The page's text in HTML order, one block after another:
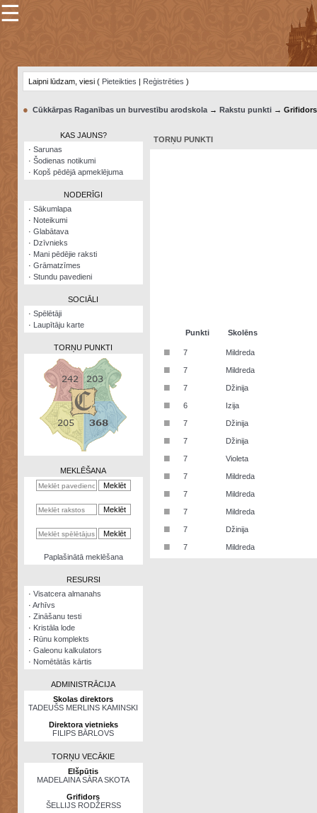
×
Šodienas
notikumi
Visatcera
almanahs
Arhīvs
Zināšanu
kalkulators
Nomētātās
☰
Laipni lūdzam, viesi ( Pieteikties | Reģistrēties )
● Cūkkārpas Raganības un burvestību arodskola→ Rakstu punkti→ Grifidors
KAS JAUNS?
· Sarunas
· Šodienas notikumi
· Kopš pēdējā apmeklējuma
NODERĪGI
· Sākumlapa
· Noteikumi
· Glabātava
· Dzīvnieks
· Mani pēdējie raksti
· Grāmatzīmes
· Stundu pavedieni
SOCIĀLI
· Spēlētāji
· Laupītāju karte
TORŅU PUNKTI
MEKLĒŠANA
Paplašinātā meklēšana
RESURSI
· Visatcera almanahs
· Arhīvs
· Zināšanu testi
· Kristāla lode
· Rūnu komplekts
· Galeonu kalkulators
· Nomētātās kārtis
ADMINISTRĀCIJA
Skolas direktors
TADEUŠS MERLINS KAMINSKI
Direktora vietnieks
FILIPS BĀRLOVS
TORŅU VECĀKIE
Elšpūtis
MADELAINA SĀRA SKOTA
Grifidors
ŠELLIJS RODŽERSS
TORŅU PUNKTI
Punkti Skolēns
■ 7 Mildreda
■ 7 Mildreda
■ 7 Džinija
■ 6 Izija
■ 7 Džinija
■ 7 Džinija
■ 7 Violeta
■ 7 Mildreda
■ 7 Mildreda
■ 7 Mildreda
■ 7 Džinija
■ 7 Mildreda